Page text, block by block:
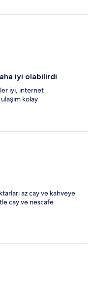
iyi olabilirdi
iyi, internet
kolay
az cay ve kahveye
cay ve nescafe